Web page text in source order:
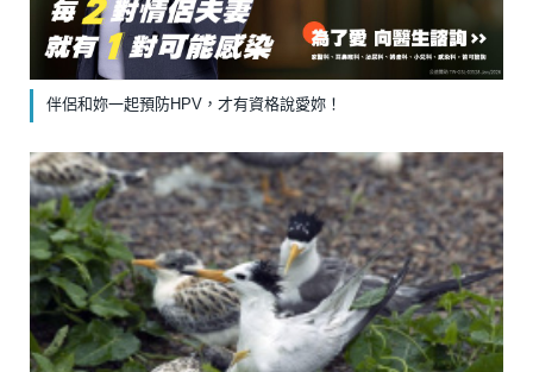
伴侶和妳一起預防HPV，才有資格說愛妳！